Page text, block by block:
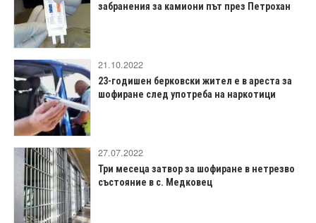
забранения за камиони път през Петрохан
21.10.2022
23-годишен берковски жител е в ареста за
шофиране след употреба на наркотици
27.07.2022
Три месеца затвор за шофиране в нетрезво
състояние в с. Медковец